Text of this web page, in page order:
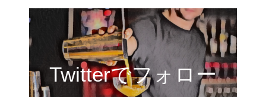
Twitterでフォロー